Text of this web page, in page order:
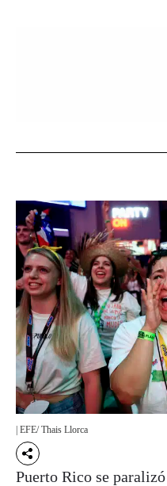
| EFE/ Thais Llorca
Puerto Rico se